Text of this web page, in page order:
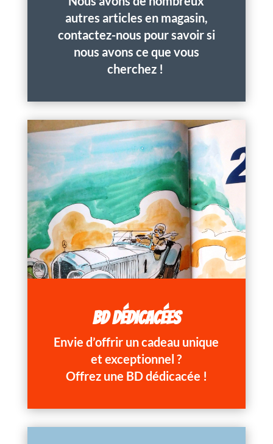
autres articles en magasin,
contactez-nous pour savoir si
nous avons ce que vous
cherchez !
BD DÉDICACÉES
Envie d’offrir un cadeau unique
et exceptionnel ?
Offrez une BD dédicacée !